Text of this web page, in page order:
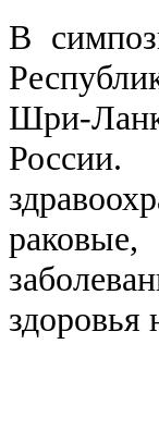
В
Шри-
здоровья